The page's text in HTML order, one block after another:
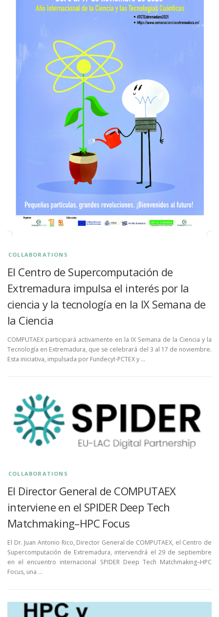
COLLABORATIONS
El Centro de Supercomputación de
Extremadura impulsa el interés por la
ciencia y la tecnología en la IX Semana de
la Ciencia
COMPUTAEX participará activamente en la IX Semana de la Ciencia y la
Tecnología en Extremadura, que se celebrará del 3 al 17 de noviembre.
Esta iniciativa, impulsada por Fundecyt-PCTEX y …
COLLABORATIONS
El Director General de COMPUTAEX
interviene en el SPIDER Deep Tech
Matchmaking–HPC Focus
El Dr. Juan Antonio Rico, Director General de COMPUTAEX, el Centro de
Supercomputación de Extremadura, intervendrá el 29 de septiembre
en el encuentro internacional SPIDER Deep Tech Matchmaking–HPC
Focus, una …